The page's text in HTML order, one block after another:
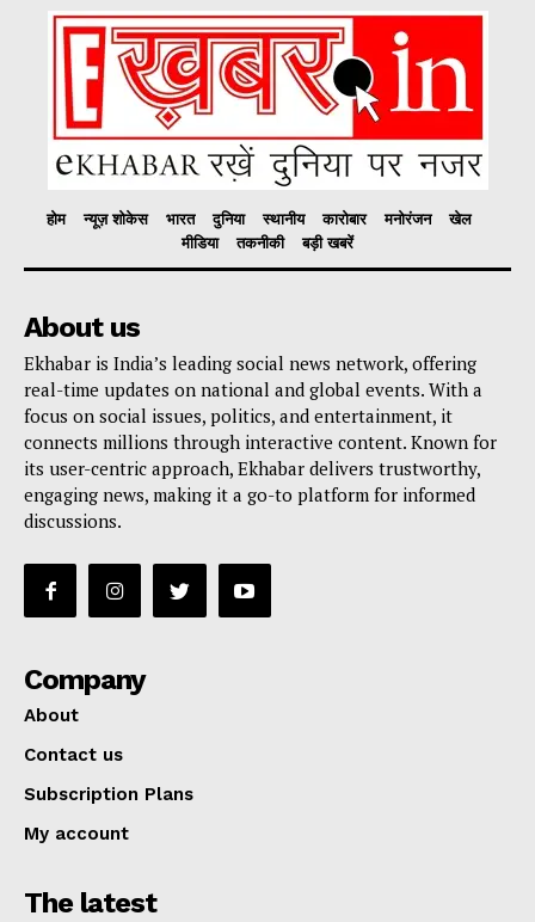
होम न्यूज़ शोकेस भारत दुनिया स्थानीय कारोबार मनोरंजन
खेल
मीडिया
तकनीकी बड़ी खबरें
About us
Ekhabar is India’s leading social news network, offering
real-time updates on national and global events. With a
focus on social issues, politics, and entertainment, it
connects millions through interactive content. Known for
its user-centric approach, Ekhabar delivers trustworthy,
engaging news, making it a go-to platform for informed
discussions.
Company
About
Contact us
Subscription Plans
My account
The latest